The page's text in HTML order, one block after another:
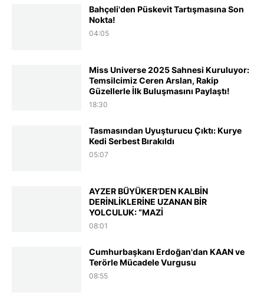
Bahçeli'den Püskevit Tartışmasına Son
Nokta!
04:05
Miss Universe 2025 Sahnesi Kuruluyor:
Temsilcimiz Ceren Arslan, Rakip
Güzellerle İlk Buluşmasını Paylaştı!
18:30
Tasmasından Uyuşturucu Çıktı: Kurye
Kedi Serbest Bırakıldı
05:07
AYZER BÜYÜKER’DEN KALBİN
DERİNLİKLERİNE UZANAN BİR
YOLCULUK: “MAZİ
08:01
Cumhurbaşkanı Erdoğan'dan KAAN ve
Terörle Mücadele Vurgusu
08:55